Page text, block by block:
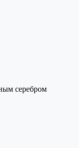
серебром